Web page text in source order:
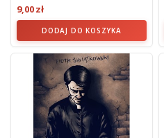
9,00 zł
DODAJ DO KOSZYKA